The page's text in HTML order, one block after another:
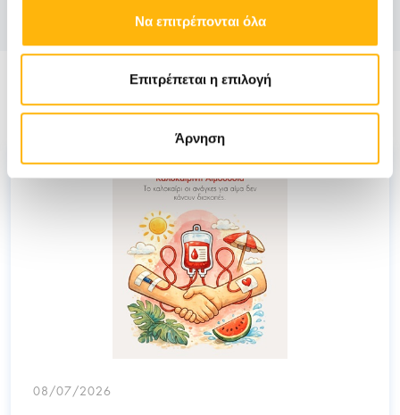
Να επιτρέπονται όλα
Επιτρέπεται η επιλογή
Άρνηση
Νέα
08/07/2026